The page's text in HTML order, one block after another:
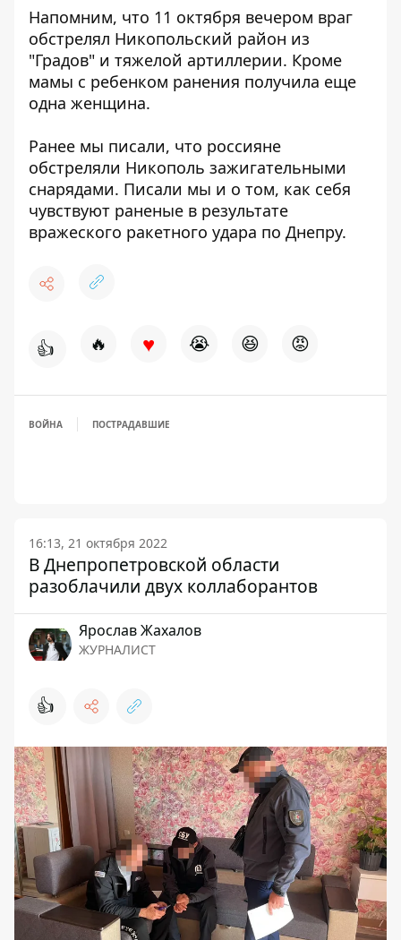
Напомним, что 11 октября вечером враг
обстрелял Никопольский район из
"Градов" и тяжелой артиллерии. Кроме
мамы с ребенком ранения получила еще
одна женщина.
Ранее мы писали, что россияне
обстреляли Никополь зажигательными
снарядами. Писали мы и о том, как себя
чувствуют раненые в результате
вражеского ракетного удара по Днепру.
👍 🔥 ♥ 😭 😆 😡
ВОЙНА ПОСТРАДАВШИЕ
16:13, 21 октября 2022
В Днепропетровской области
разоблачили двух коллаборантов
Ярослав Жахалов
ЖУРНАЛИСТ
👍